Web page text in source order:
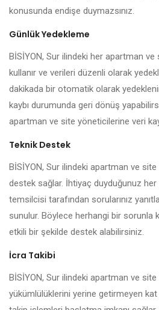
konusunda endişe duymazsınız.
Günlük Yedekleme
BİSİYON, Sur ilindeki her apartman ve
kullanır ve verileri düzenli olarak
dakikada bir otomatik olarak
kaybı durumunda geri dönüş
apartman ve site yöneticilerine veri
Teknik Destek
BİSİYON, Sur ilindeki apartman ve
destek sağlar. İhtiyaç duyduğunuz
temsilcisi tarafından sorularınız
sunulur. Böylece herhangi bir sorunla
etkili bir şekilde destek alabilirsiniz.
İcra Takibi
BİSİYON, Sur ilindeki apartman ve
yükümlülüklerini yerine getirmeyen kat